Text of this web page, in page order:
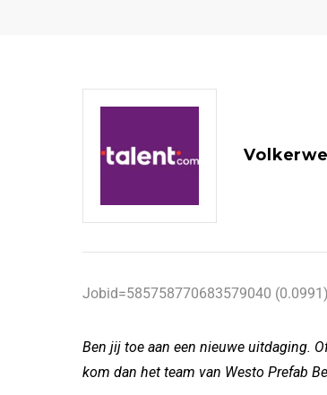
Jobid=585758770683579040 (0.0991)
Ben jij toe aan een nieuwe uitdaging.
kom dan het team van Westo Prefab